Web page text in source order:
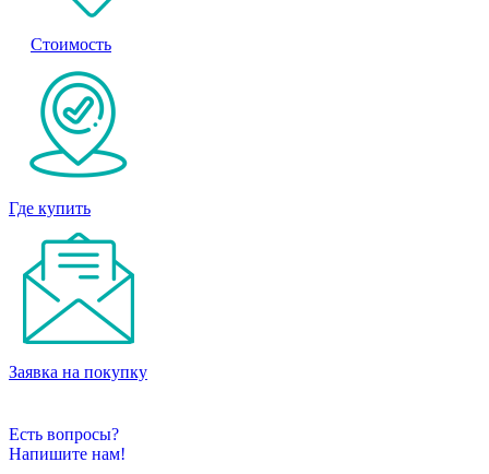
Стоимость
Где купить
Заявка на покупку
Есть вопросы?
Напишите нам!